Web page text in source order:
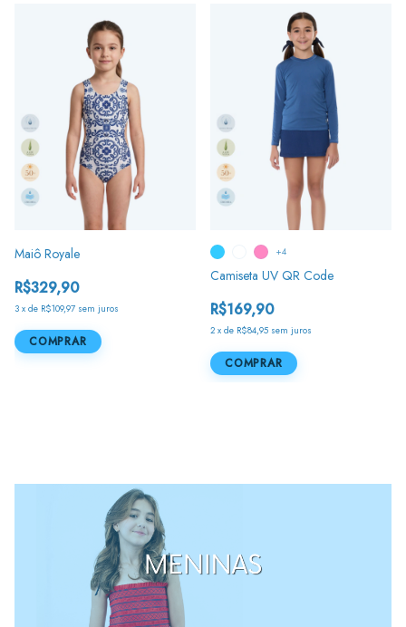
Maiô Royale
R$329,90
3 x de R$109,97 sem juros
COMPRAR
Camiseta UV QR Code
R$169,90
2 x de R$84,95 sem juros
+4
COMPRAR